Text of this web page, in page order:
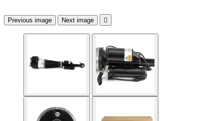
Previous image Next image 